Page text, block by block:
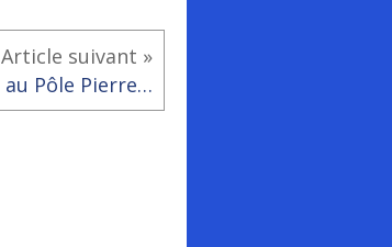
Article suivant »
Atelier Vitrail au Pôle Pierre Sévin